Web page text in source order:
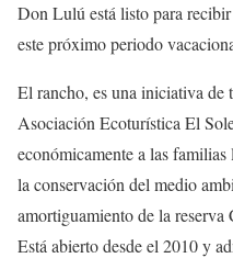
Don Lulú está listo para
este próximo periodo
El rancho, es una iniciativa
Asociación Ecoturística El
económicamente a las
la conservación del medio
amortiguamiento de la
Está abierto desde el 2010 y